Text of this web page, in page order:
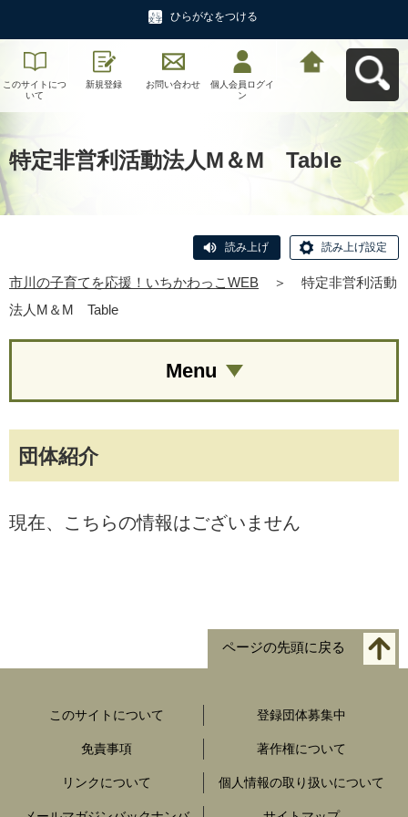
ひらがなをつける
このサイトにつ
いて
新規登録 お問い合わせ
個人会員ログイ
ン
特定非営利活動法人M＆M Table
読み上げ 読み上げ設定
市川の子育てを応援！いちかわっこWEB ＞
特定非営利活動
法人M＆M Table
団体紹介
現在、こちらの情報はございません
Menu
ページの先頭に戻る
このサイトについて 登録団体募集中
免責事項 著作権について
リンクについて 個人情報の取り扱いについて